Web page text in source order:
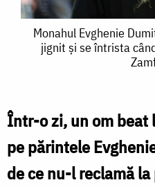
Monahul
Evghenie
bucura
când
era
Monahul Evghenie
jignit și se întrista
Într-o zi, un om
pe părintele
de ce nu-l reclamă